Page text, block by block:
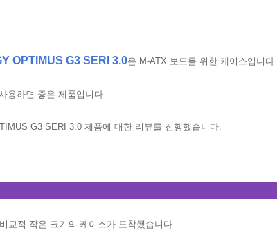
OPTIMUS G3 SERI 3.0은 M-ATX 보드를 위한 케이스입니다.
용하면 좋은 제품입니다.
G3 SERI 3.0 제품에 대한 리뷰를 진행했습니다.
교적 작은 크기의 케이스가 도착했습니다.